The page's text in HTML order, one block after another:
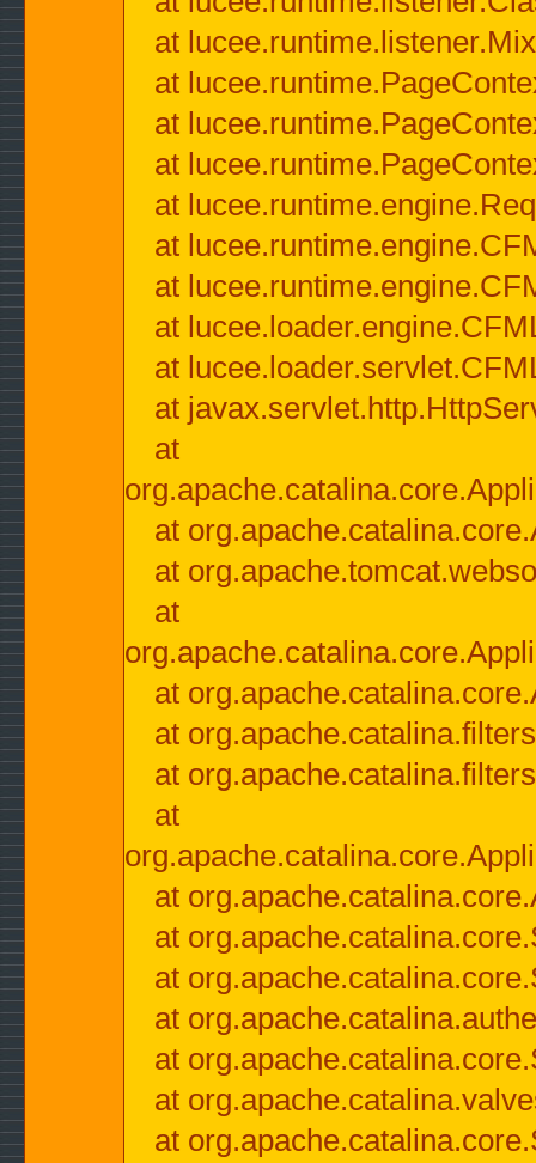
at
at
at
at
at
at
at
at
at
at
at
at
at
at
at
at
at
at
at
at
at
at
at
at
at